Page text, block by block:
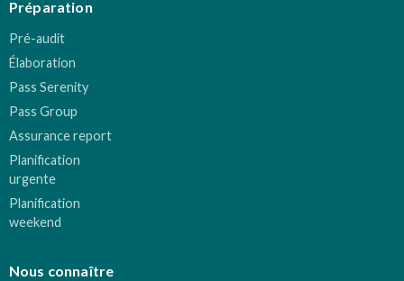
Préparation
Pré-audit
Élaboration
Pass Serenity
Pass Group
Assurance report
Planification
urgente
Planification
weekend
Nous connaître